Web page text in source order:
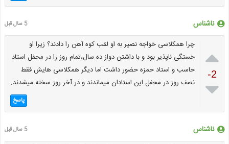
ناشناس 5 سال قبل

-2

چرا همکلاسی خواجه نصیر به او لقب کوه آهن را دادند؟ زیرا او
خستگی ناپذیر بود و با داشتن دواز ده سال،تمام روز را در محفل استاد
حاسب و استاد حمزه حضور داشت اما دیگر همکلاسی هایش فقط
نصف روز در محفل این استادان میماندند و در آخر روز سخته میشدند.
پاسخ
ناشناس 5 سال قبل